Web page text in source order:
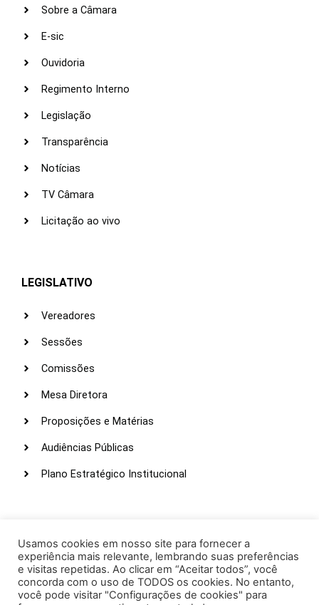
Sobre a Câmara
E-sic
Ouvidoria
Regimento Interno
Legislação
Transparência
Notícias
TV Câmara
Licitação ao vivo
LEGISLATIVO
Vereadores
Sessões
Comissões
Mesa Diretora
Proposições e Matérias
Audiências Públicas
Plano Estratégico Institucional
Webmail
Intranet
Administração
Usamos cookies em nosso site para fornecer a
experiência mais relevante, lembrando suas preferências
e visitas repetidas. Ao clicar em “Aceitar todos”, você
concorda com o uso de TODOS os cookies. No entanto,
você pode visitar "Configurações de cookies" para